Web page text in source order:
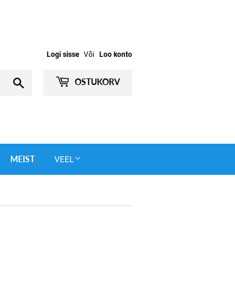
Logi sisse Või Loo konto
OSTUKORV
MEIST VEEL